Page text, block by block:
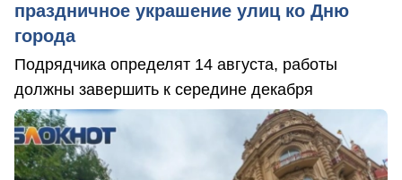
праздничное украшение улиц ко Дню
города
Подрядчика определят 14 августа, работы
должны завершить к середине декабря